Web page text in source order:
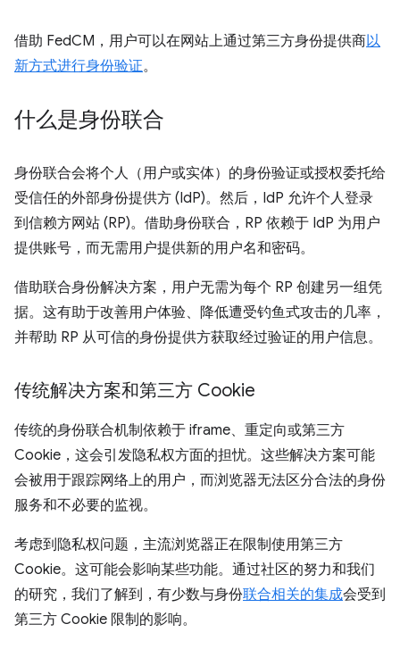
借助 FedCM，用户可以在网站上通过第三方身份提供商以
新方式进行身份验证。
什么是身份联合
身份联合会将个人（用户或实体）的身份验证或授权委托给
受信任的外部身份提供方 (IdP)。然后，IdP 允许个人登录
到信赖方网站 (RP)。借助身份联合，RP 依赖于 IdP 为用户
提供账号，而无需用户提供新的用户名和密码。
借助联合身份解决方案，用户无需为每个 RP 创建另一组凭
据。这有助于改善用户体验、降低遭受钓鱼式攻击的几率，
并帮助 RP 从可信的身份提供方获取经过验证的用户信息。
传统解决方案和第三方 Cookie
传统的身份联合机制依赖于 iframe、重定向或第三方
Cookie，这会引发隐私权方面的担忧。这些解决方案可能
会被用于跟踪网络上的用户，而浏览器无法区分合法的身份
服务和不必要的监视。
考虑到隐私权问题，主流浏览器正在限制使用第三方
Cookie。这可能会影响某些功能。通过社区的努力和我们
的研究，我们了解到，有少数与身份联合相关的集成会受到
第三方 Cookie 限制的影响。